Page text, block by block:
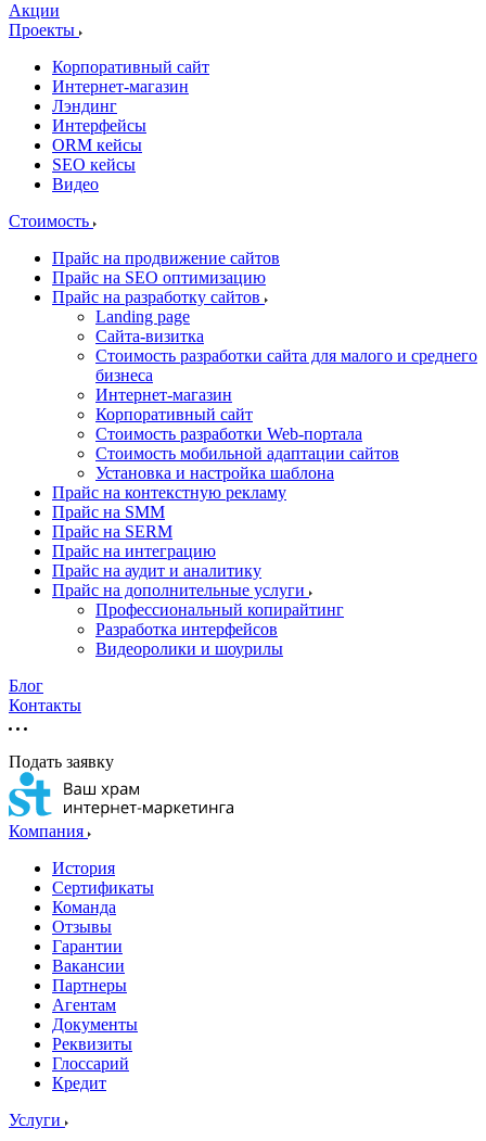
Акции
Проекты
Корпоративный сайт
Интернет-магазин
Лэндинг
Интерфейсы
ORM кейсы
SEO кейсы
Видео
Стоимость
Прайс на продвижение сайтов
Прайс на SEO оптимизацию
Прайс на разработку сайтов
Landing page
Cайта-визитка
Стоимость разработки сайта для малого и среднего
бизнеса
Интернет-магазин
Корпоративный сайт
Стоимость разработки Web-портала
Стоимость мобильной адаптации сайтов
Установка и настройка шаблона
Прайс на контекстную рекламу
Прайс на SMM
Прайс на SERM
Прайс на интеграцию
Прайс на аудит и аналитику
Прайс на дополнительные услуги
Профессиональный копирайтинг
Разработка интерфейсов
Видеоролики и шоурилы
Блог
Контакты
Подать заявку
Компания
История
Сертификаты
Команда
Отзывы
Гарантии
Вакансии
Партнеры
Агентам
Документы
Реквизиты
Глоссарий
Кредит
Услуги